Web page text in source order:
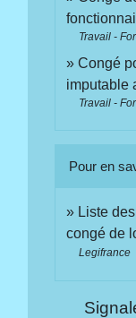
Travail -
Congé
imputable
Travail -
Pour en
Liste
congé de
Legifrance